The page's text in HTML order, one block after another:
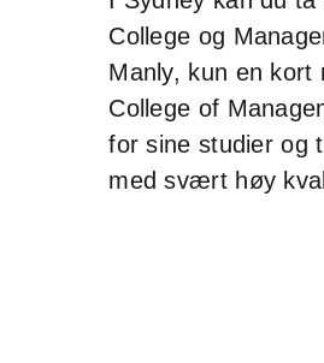
College og
Manly, kun en kort
College of
for sine studier og
med svært høy